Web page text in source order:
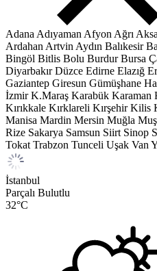
Adana Adıyaman Afyon Ağrı
Ardahan Artvin Aydın Balıkesir
Bingöl Bitlis Bolu Burdur Bursa
Diyarbakır Düzce Edirne Elazığ
Gaziantep Giresun Gümüşhane
İzmir K.Maraş Karabük Karaman
Kırıkkale Kırklareli Kırşehir Kilis
Manisa Mardin Mersin Muğla Muş
Rize Sakarya Samsun Siirt Sinop
Tokat Trabzon Tunceli Uşak Van
İstanbul
Parçalı Bulutlu
32°C